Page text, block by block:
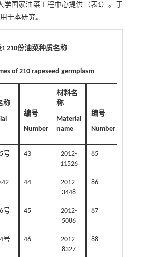
学国家油菜工程中心提供（表1）。于
于本研究。
1 210份油菜种质名称
of 210 rapeseed germplasm
称
编号
Number
材料名
称
Material
name
编号
Number
号 43
2012-
11526
85
44
2012-
3448
86
号 45
2012-
5086
87
号 46
2012-
8327
88